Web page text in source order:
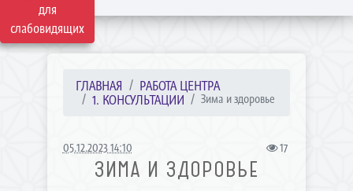
для
слабовидящих
ГЛАВНАЯ
РАБОТА ЦЕНТРА
1. КОНСУЛЬТАЦИИ
Зима и здоровье
05.12.2023 14:10 17
ЗИМА И ЗДОРОВЬЕ